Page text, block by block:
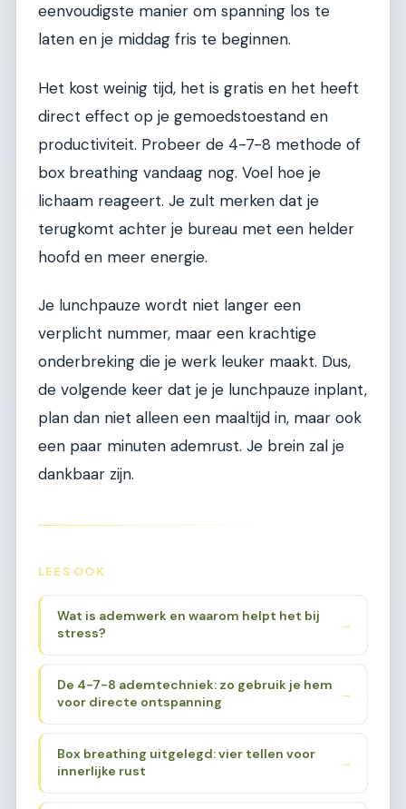
eenvoudigste manier om spanning los te
laten en je middag fris te beginnen.
Het kost weinig tijd, het is gratis en het heeft
direct effect op je gemoedstoestand en
productiviteit. Probeer de 4-7-8 methode of
box breathing vandaag nog. Voel hoe je
lichaam reageert. Je zult merken dat je
terugkomt achter je bureau met een helder
hoofd en meer energie.
Je lunchpauze wordt niet langer een
verplicht nummer, maar een krachtige
onderbreking die je werk leuker maakt. Dus,
de volgende keer dat je je lunchpauze inplant,
plan dan niet alleen een maaltijd in, maar ook
een paar minuten ademrust. Je brein zal je
dankbaar zijn.
LEES OOK
Wat is ademwerk en waarom helpt het bij
stress?
→
De 4-7-8 ademtechniek: zo gebruik je hem
voor directe ontspanning
→
Box breathing uitgelegd: vier tellen voor
innerlijke rust
→